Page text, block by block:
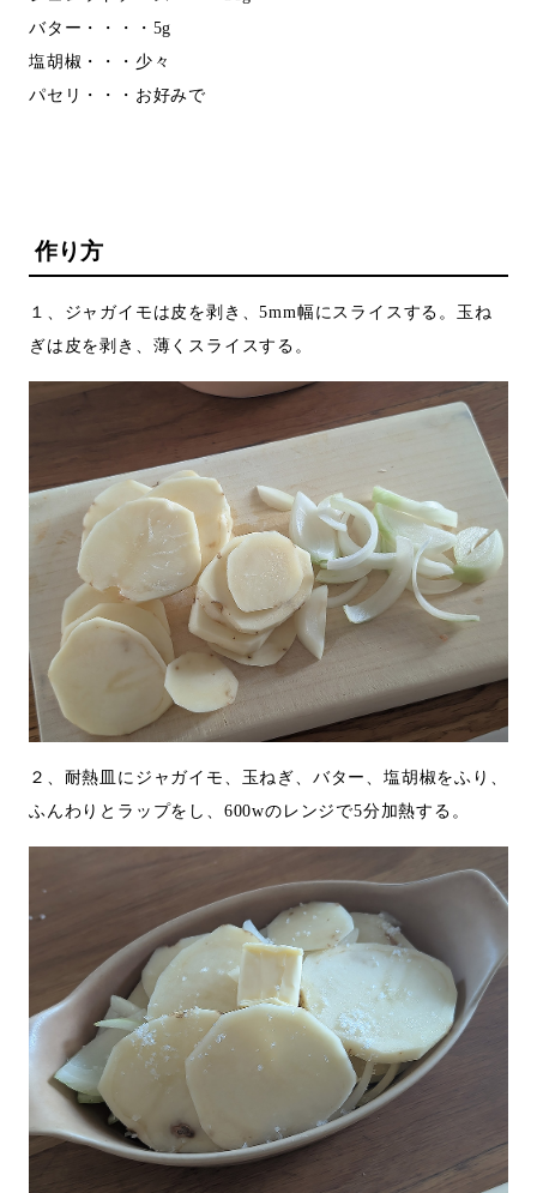
バター・・・・5g
塩胡椒・・・少々
パセリ・・・お好みで
作り方
１、ジャガイモは皮を剥き、5mm幅にスライスする。玉ね
ぎは皮を剥き、薄くスライスする。
２、耐熱皿にジャガイモ、玉ねぎ、バター、塩胡椒をふり、
ふんわりとラップをし、600wのレンジで5分加熱する。